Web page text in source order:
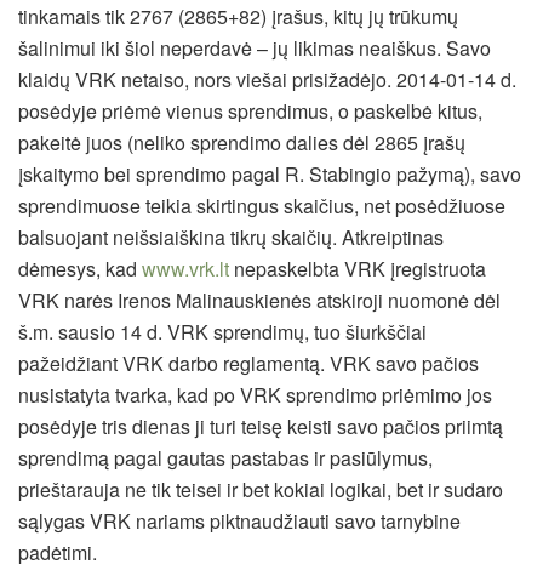
tinkamais tik 2767 (2865+82) įrašus, kitų jų trūkumų
šalinimui iki šiol neperdavė – jų likimas neaiškus. Savo
klaidų VRK netaiso, nors viešai prisižadėjo. 2014-01-14 d.
posėdyje priėmė vienus sprendimus, o paskelbė kitus,
pakeitė juos (neliko sprendimo dalies dėl 2865 įrašų
įskaitymo bei sprendimo pagal R. Stabingio pažymą), savo
sprendimuose teikia skirtingus skaičius, net posėdžiuose
balsuojant neišsiaiškina tikrų skaičių. Atkreiptinas
dėmesys, kad www.vrk.lt nepaskelbta VRK įregistruota
VRK narės Irenos Malinauskienės atskiroji nuomonė dėl
š.m. sausio 14 d. VRK sprendimų, tuo šiurkščiai
pažeidžiant VRK darbo reglamentą. VRK savo pačios
nusistatyta tvarka, kad po VRK sprendimo priėmimo jos
posėdyje tris dienas ji turi teisę keisti savo pačios priimtą
sprendimą pagal gautas pastabas ir pasiūlymus,
prieštarauja ne tik teisei ir bet kokiai logikai, bet ir sudaro
sąlygas VRK nariams piktnaudžiauti savo tarnybine
padėtimi.